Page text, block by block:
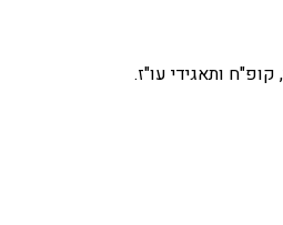
ותאגידי עו"ז.